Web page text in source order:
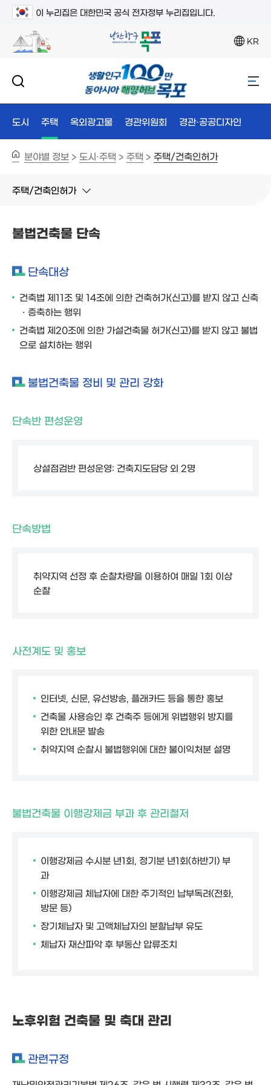
이 누리집은 대한민국 공식 전자정부 누리집입니다.
KR
도시 주택 옥외광고물 경관위원회 경관·공공디자인
분야별 정보 > 도시·주택 > 주택 > 주택/건축인허가
주택/건축인허가
불법건축물 단속
단속대상
건축법 제11조 및 14조에 의한 건축허가(신고)를 받지 않고 신축
ㆍ증축하는 행위
건축법 제20조에 의한 가설건축물 허가(신고)를 받지 않고 불법
으로 설치하는 행위
불법건축물 정비 및 관리 강화
단속반 편성운영
상설점검반 편성운영: 건축지도담당 외 2명
단속방법
취약지역 선정 후 순찰차량을 이용하여 매일 1회 이상
순찰
사전계도 및 홍보
인터넷, 신문, 유선방송, 플래카드 등을 통한 홍보
건축물 사용승인 후 건축주 등에게 위법행위 방지를
위한 안내문 발송
취약지역 순찰시 불법행위에 대한 불이익처분 설명
불법건축물 이행강제금 부과 후 관리철저
이행강제금 수시분 년1회, 정기분 년1회(하반기) 부
과
이행강제금 체납자에 대한 주기적인 납부독려(전화,
방문 등)
장기체납자 및 고액체납자의 분할납부 유도
체납자 재산파악 후 부동산 압류조치
노후위험 건축물 및 축대 관리
관련규정